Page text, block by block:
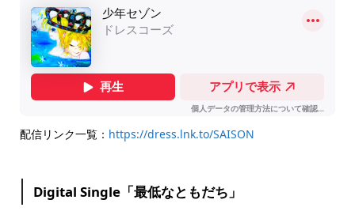
配信リンク一覧： https://dress.lnk.to/SAISON
Digital Single「最低なともだち」